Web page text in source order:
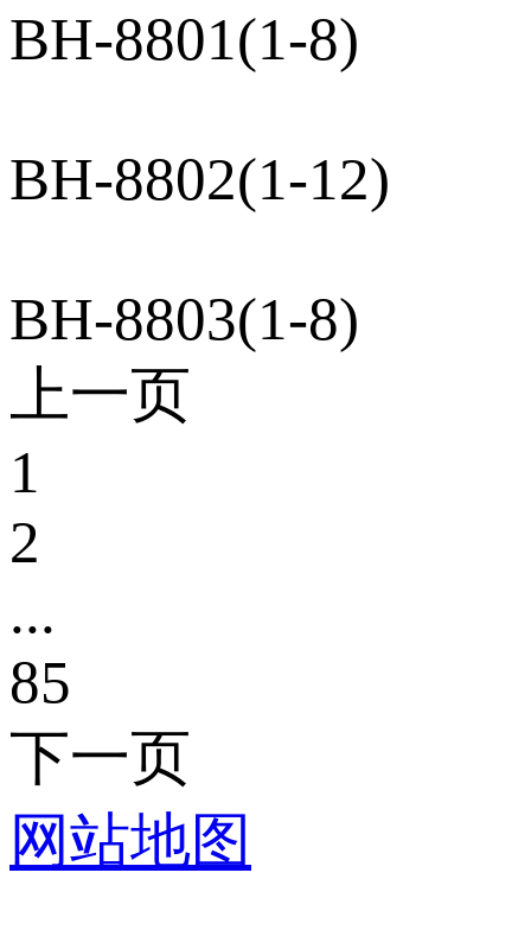
BH-8801(1-8)
BH-8802(1-12)
BH-8803(1-8)
上一页
1
2
...
85
下一页
网站地图